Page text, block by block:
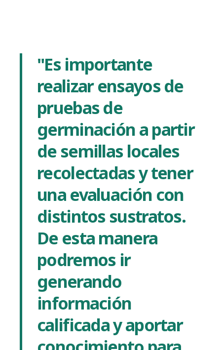
"Es importante
realizar ensayos de
pruebas de
germinación a partir
de semillas locales
recolectadas y tener
una evaluación con
distintos sustratos.
De esta manera
podremos ir
generando
información
calificada y aportar